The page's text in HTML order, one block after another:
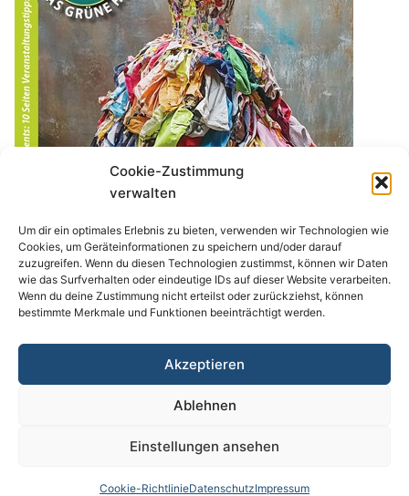
Cookie-Zustimmung
verwalten
Um dir ein optimales Erlebnis zu bieten, verwenden wir Technologien wie
Cookies, um Geräteinformationen zu speichern und/oder darauf
zuzugreifen. Wenn du diesen Technologien zustimmst, können wir Daten
wie das Surfverhalten oder eindeutige IDs auf dieser Website verarbeiten.
Wenn du deine Zustimmung nicht erteilst oder zurückziehst, können
bestimmte Merkmale und Funktionen beeinträchtigt werden.
Akzeptieren
Ablehnen
Einstellungen ansehen
Cookie-RichtlinieDatenschutzImpressum
Aktuelles Heft
Suchen